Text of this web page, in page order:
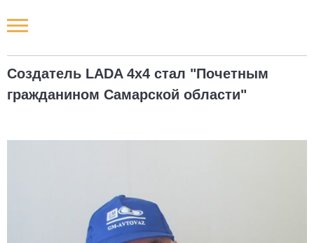
Создатель LADA 4x4 стал "Почетным
гражданином Самарской области"
Новости РФ
Городские новости